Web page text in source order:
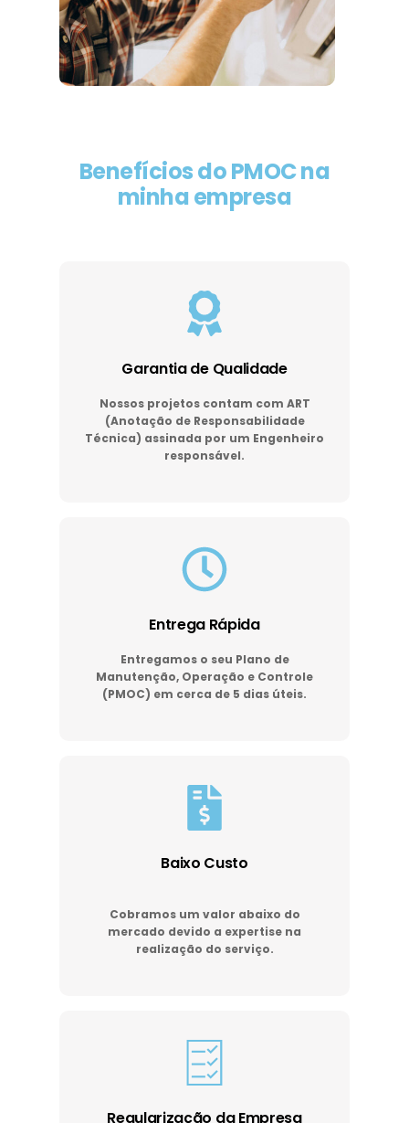
Benefícios do PMOC na
minha empresa
Garantia de Qualidade
Nossos projetos contam com ART
(Anotação de Responsabilidade
Técnica) assinada por um Engenheiro
responsável.
Entrega Rápida
Entregamos o seu Plano de
Manutenção, Operação e Controle
(PMOC) em cerca de 5 dias úteis.
Baixo Custo
Cobramos um valor abaixo do
mercado devido a expertise na
realização do serviço.
Regularização da Empresa